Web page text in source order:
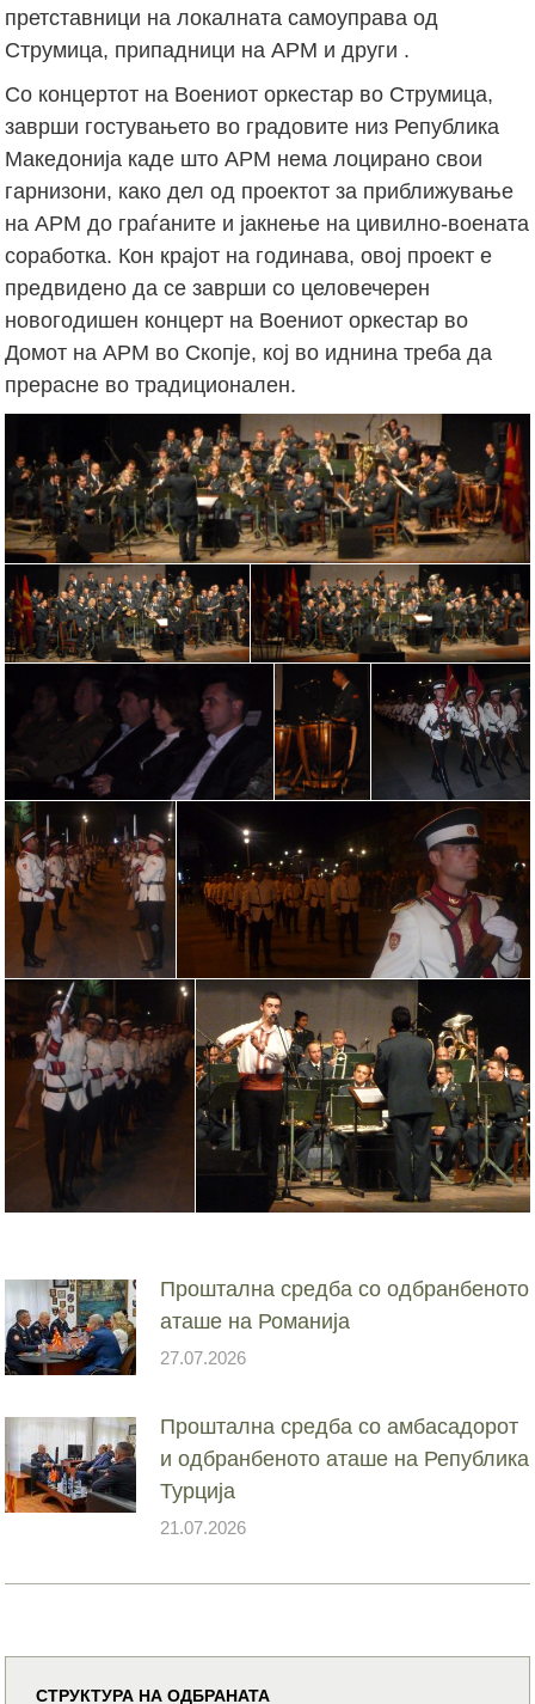
претставници на локалната самоуправа од
Струмица, припадници на АРМ и други .
Со концертот на Воениот оркестар во Струмица,
заврши гостувањето во градовите низ Република
Македонија каде што АРМ нема лоцирано свои
гарнизони, како дел од проектот за приближување
на АРМ до граѓаните и јакнење на цивилно-воената
соработка. Кон крајот на годинава, овој проект е
предвидено да се заврши со целовечерен
новогодишен концерт на Воениот оркестар во
Домот на АРМ во Скопје, кој во иднина треба да
прерасне во традиционален.
Проштална средба со одбранбеното
аташе на Романија
27.07.2026
Проштална средба со амбасадорот
и одбранбеното аташе на Република
Турција
21.07.2026
СТРУКТУРА НА ОДБРАНАТА